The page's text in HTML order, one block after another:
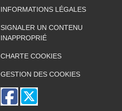
INFORMATIONS LÉGALES
SIGNALER UN CONTENU
INAPPROPRIÉ
CHARTE COOKIES
GESTION DES COOKIES